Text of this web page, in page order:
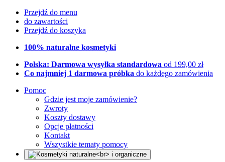
Przejdź do menu
do zawartości
Przejdź do koszyka
100% naturalne kosmetyki
Polska: Darmowa wysyłka standardowa od 199,00 zł
Co najmniej 1 darmowa próbka do każdego zamówienia
Pomoc
Gdzie jest moje zamówienie?
Zwroty
Koszty dostawy
Opcje płatności
Kontakt
Wszystkie tematy pomocy